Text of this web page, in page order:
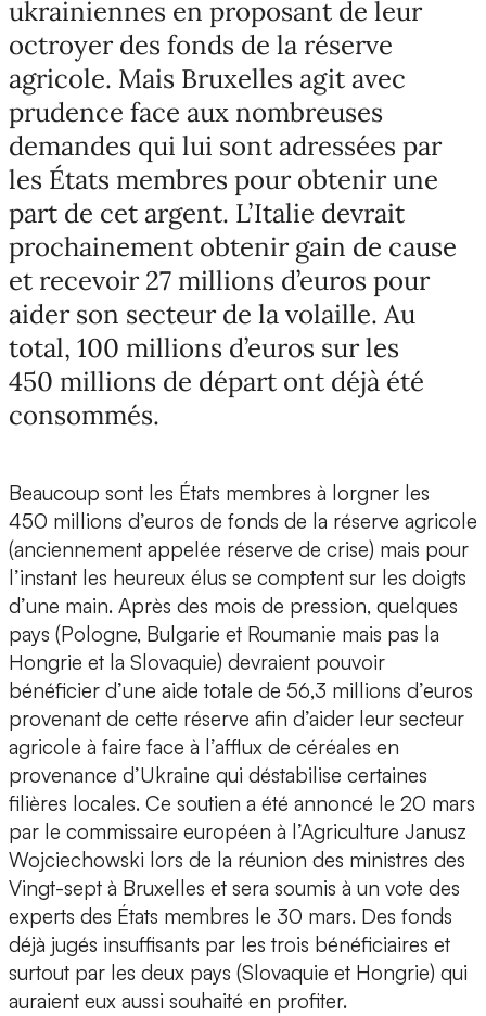
ukrainiennes en proposant de leur
octroyer des fonds de la réserve
agricole. Mais Bruxelles agit avec
prudence face aux nombreuses
demandes qui lui sont adressées par
les États membres pour obtenir une
part de cet argent. L’Italie devrait
prochainement obtenir gain de cause
et recevoir 27 millions d’euros pour
aider son secteur de la volaille. Au
total, 100 millions d’euros sur les
450 millions de départ ont déjà été
consommés.
Beaucoup sont les États membres à lorgner les
450 millions d’euros de fonds de la réserve agricole
(anciennement appelée réserve de crise) mais pour
l’instant les heureux élus se comptent sur les doigts
d’une main. Après des mois de pression, quelques
pays (Pologne, Bulgarie et Roumanie mais pas la
Hongrie et la Slovaquie) devraient pouvoir
bénéficier d’une aide totale de 56,3 millions d’euros
provenant de cette réserve afin d’aider leur secteur
agricole à faire face à l’afflux de céréales en
provenance d’Ukraine qui déstabilise certaines
filières locales. Ce soutien a été annoncé le 20 mars
par le commissaire européen à l’Agriculture Janusz
Wojciechowski lors de la réunion des ministres des
Vingt-sept à Bruxelles et sera soumis à un vote des
experts des États membres le 30 mars. Des fonds
déjà jugés insuffisants par les trois bénéficiaires et
surtout par les deux pays (Slovaquie et Hongrie) qui
auraient eux aussi souhaité en profiter.